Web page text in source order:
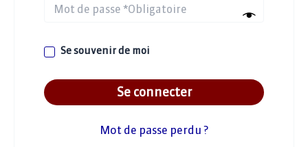
Se souvenir de moi
Se connecter
Mot de passe perdu ?